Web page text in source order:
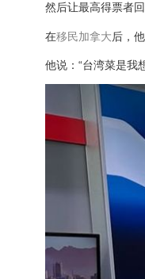
然后让最高得票者回
在移民加拿大后，
他说：“台湾菜是我